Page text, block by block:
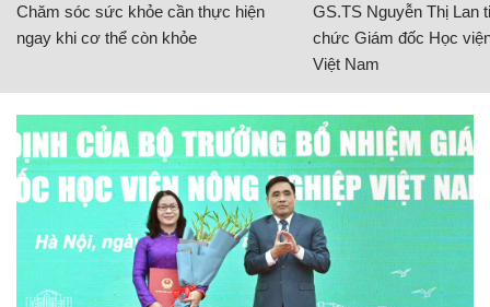
Chăm sóc sức khỏe cần thực hiện
ngay khi cơ thể còn khỏe
GS.TS Nguyễn Thị Lan
chức Giám đốc Học
Việt Nam